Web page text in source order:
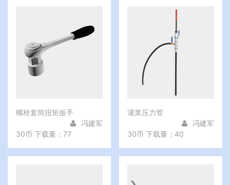
螺栓套筒扭矩扳手
冯建军
30币 下载量：77
灌浆压力管
冯建军
30币 下载量：40